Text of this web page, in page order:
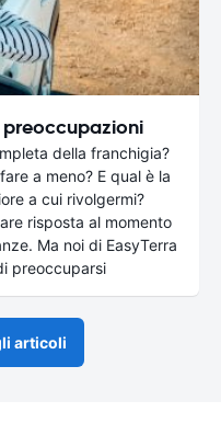
preoccupazioni
della franchigia?
a meno? E qual è la
a cui rivolgermi?
risposta al momento
Ma noi di EasyTerra
preoccuparsi
articoli